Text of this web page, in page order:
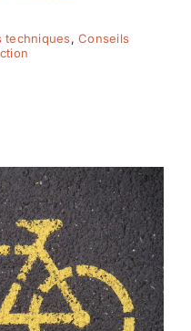
techniques,Conseils